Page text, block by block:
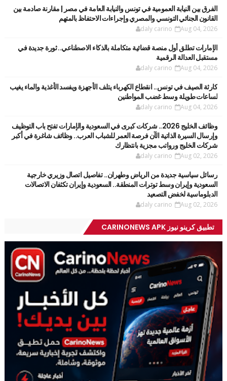
الفرق بين النيابة العمومية في تونس والنيابة العامة في مصر | مقارنة صادمة بين
القانون الجنائي التونسي والمصري وإجراءات الاحتفاظ بالمتهم
daly carino Aug 04, 2026
الإمارات تطلق أول منصة قضائية متكاملة بالذكاء الاصطناعي.. ثورة جديدة في
مستقبل العدالة الرقمية
daly carino Aug 04, 2026
كارثة الصيف في تونس.. انقطاع الكهرباء يتلف الأجهزة ويفسد الأغذية والماء يغيب
لساعات طويلة وسط غضب المواطنين
daly carino Aug 04, 2026
وظائف الخليج 2026.. شركات كبرى في السعودية والإمارات تفتح باب التوظيف
وإرسال السيرة الذاتية الآن فرصة العمر للشباب العرب.. وظائف شاغرة في أكبر
شركات الخليج ورواتب مجزية بانتظارك
daly carino Aug 02, 2026
رسائل سياسية جديدة من الرياض وطهران.. تفاصيل اتصال وزيري خارجية
السعودية وإيران وسط توترات المنطقة.. السعودية وإيران تكثفان الاتصالات
الدبلوماسية لخفض التصعيد
daly carino Aug 02, 2026
تطبيق كرينو نيوز CARINONEWS APK